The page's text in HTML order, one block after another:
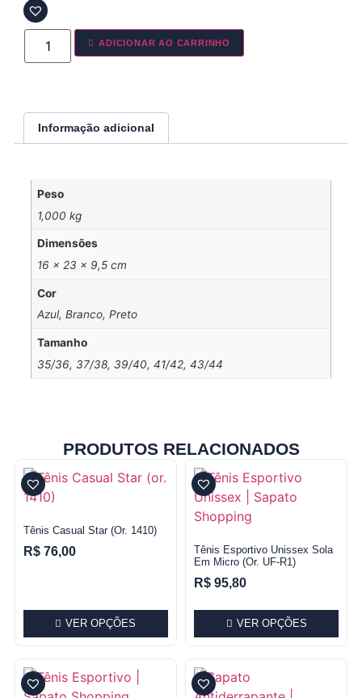
ADICIONAR AO CARRINHO
Informação adicional
Peso
1,000 kg
Dimensões
16 × 23 × 9,5 cm
Cor
Azul, Branco, Preto
Tamanho
35/36, 37/38, 39/40, 41/42, 43/44
PRODUTOS RELACIONADOS
Tênis Casual Star (or. 1410)
R$76,00
VER OPÇÕES
Tênis Esportivo Unissex Sola
Em Micro (Or. UF-R1)
R$ 95,80
VER OPÇÕES